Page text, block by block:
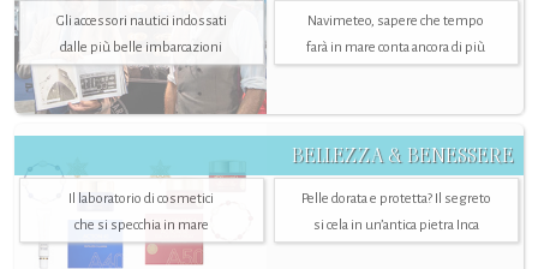
Gli accessori nautici indossati
dalle più belle imbarcazioni
Navimeteo, sapere che tempo
farà in mare conta ancora di più
BELLEZZA & BENESSERE
Il laboratorio di cosmetici
che si specchia in mare
Pelle dorata e protetta? Il segreto
si cela in un’antica pietra Inca